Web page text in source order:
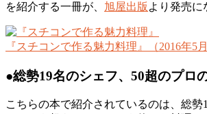
を紹介する一冊が、 旭屋出版 より発売に
『スチコンで作る魅力料理』（2016年5
●総勢19名のシェフ、50超のプロ
こちらの本で紹介されているのは、総勢